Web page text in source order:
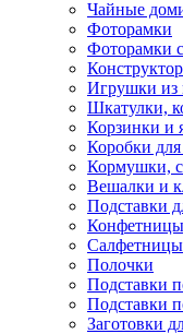
Чайные
Фоторамки
Фоторамки
Игрушки из
Шкатулки,
Корзинки и
Коробки
Кормушки,
Вешалки и
Подставки
Салфетницы
Полочки
Подставки
Подставки
Заготовки